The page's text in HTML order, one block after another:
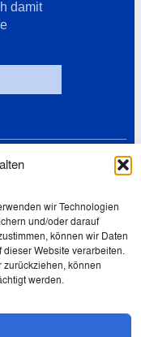
wir Technologien
und/oder darauf
können wir Daten
Website verarbeiten.
können
werden.
damit
Lizenz: